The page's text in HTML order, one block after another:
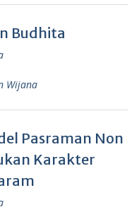
Budhita
Wijana
Pasraman Non
Karakter